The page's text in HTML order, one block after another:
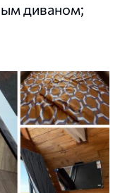
диваном;